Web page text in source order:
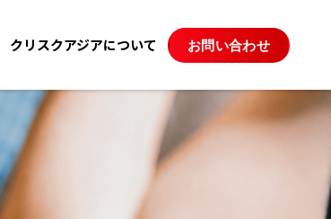
クリスクアジアについて お問い合わせ